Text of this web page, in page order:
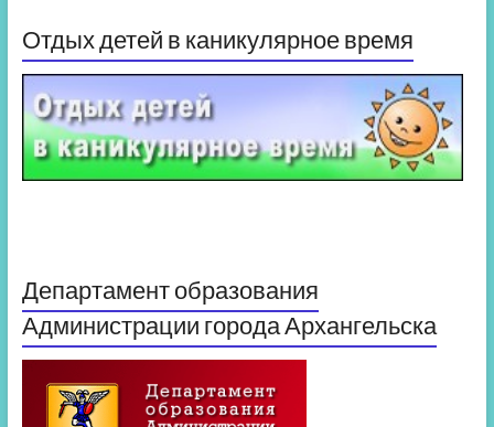
Отдых детей в каникулярное время
Департамент образования
Администрации города Архангельска